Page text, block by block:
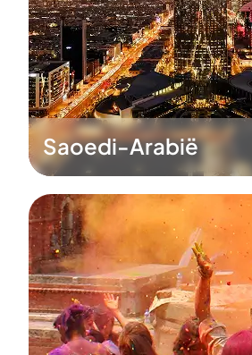
Saoedi-Arabië